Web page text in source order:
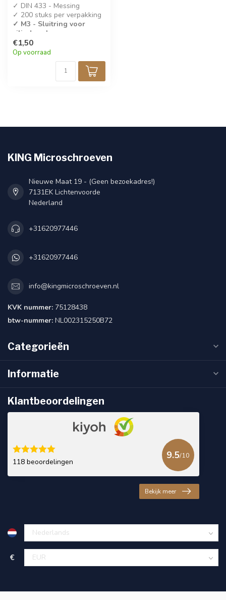
✓ DIN 433 - Messing
✓ 200 stuks per verpakking
✓ M3 - Sluitring voor
cilinderschroeven
€1,50
Op voorraad
KING Microschroeven
Nieuwe Maat 19 - (Geen bezoekadres!)
7131EK Lichtenvoorde
Nederland
+31620977446
+31620977446
info@kingmicroschroeven.nl
KVK nummer: 75128438
btw-nummer: NL002315250B72
Categorieën
Informatie
Klantbeoordelingen
118 beoordelingen
9.5/10
Bekijk meer
€